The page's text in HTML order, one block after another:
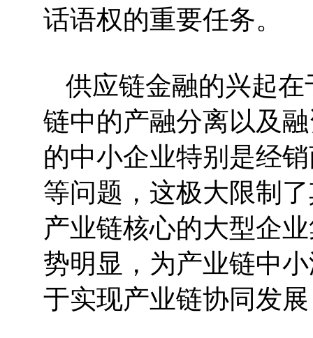
话语权的重要任务。
供应链金融的兴起
链中的产融分离以及
的中小企业特别是经
等问题，这极大限制
产业链核心的大型企
势明显，为产业链中
于实现产业链协同发